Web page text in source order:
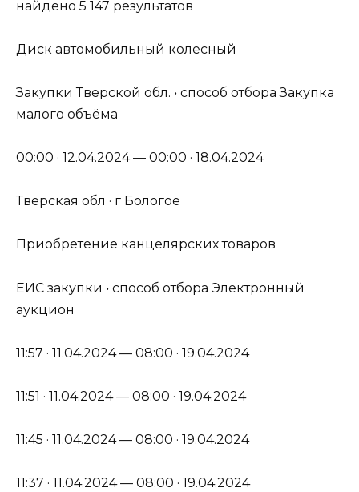
найдено 5 147 результатов
Диск автомобильный колесный
Закупки Тверской обл. • способ отбора Закупка
малого объёма
00:00 · 12.04.2024 — 00:00 · 18.04.2024
Тверская обл · г Бологое
Приобретение канцелярских товаров
ЕИС закупки • способ отбора Электронный
аукцион
11:57 · 11.04.2024 — 08:00 · 19.04.2024
11:51 · 11.04.2024 — 08:00 · 19.04.2024
11:45 · 11.04.2024 — 08:00 · 19.04.2024
11:37 · 11.04.2024 — 08:00 · 19.04.2024